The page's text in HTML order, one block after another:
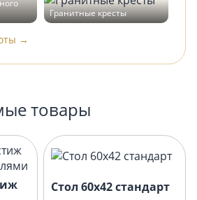
Гранитные кресты
→
товары
Стол 60х42 стандарт